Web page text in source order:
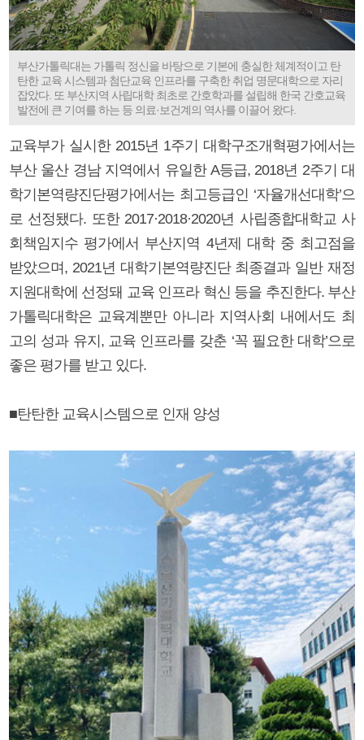
부산가톨릭대는 가톨릭 정신을 바탕으로 기본에 충실한 체계적이고 탄
탄한 교육 시스템과 첨단교육 인프라를 구축한 취업 명문대학으로 자리
잡았다. 또 부산지역 사립대학 최초로 간호학과를 설립해 한국 간호교육
발전에 큰 기여를 하는 등 의료·보건계의 역사를 이끌어 왔다.
교육부가 실시한 2015년 1주기 대학구조개혁평가에서는
부산 울산 경남 지역에서 유일한 A등급, 2018년 2주기 대
학기본역량진단평가에서는 최고등급인 ‘자율개선대학’으
로 선정됐다. 또한 2017·2018·2020년 사립종합대학교 사
회책임지수 평가에서 부산지역 4년제 대학 중 최고점을
받았으며, 2021년 대학기본역량진단 최종결과 일반 재정
지원대학에 선정돼 교육 인프라 혁신 등을 추진한다. 부산
가톨릭대학은 교육계뿐만 아니라 지역사회 내에서도 최
고의 성과 유지, 교육 인프라를 갖춘 ‘꼭 필요한 대학’으로
좋은 평가를 받고 있다.
■탄탄한 교육시스템으로 인재 양성